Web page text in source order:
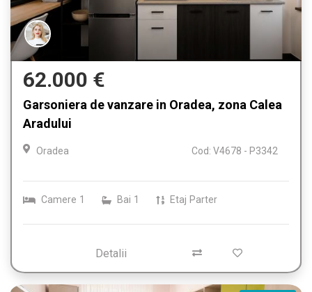
62.000 €
Garsoniera de vanzare in Oradea, zona Calea
Aradului
Oradea Cod: V4678 - P3342
Camere 1 Bai 1 Etaj Parter
Detalii